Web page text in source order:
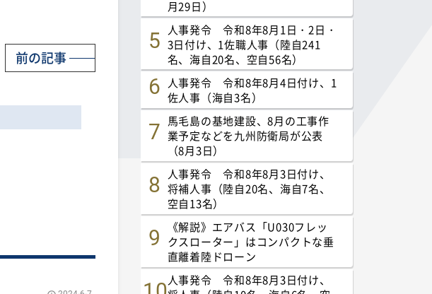
前の記事
月29日）
人事発令 令和8年8月1日・2日・
3日付け、1佐職人事（陸自241
名、海自20名、空自56名）
人事発令 令和8年8月4日付け、1
佐人事（海自3名）
馬毛島の基地建設、8月の工事作
業予定などを九州防衛局が公表
（8月3日）
人事発令 令和8年8月3日付け、
将補人事（陸自20名、海自7名、
空自13名）
《解説》エアバス「U030フレッ
クスローター」はコンパクトな垂
直離着陸ドローン
人事発令 令和8年8月3日付け、